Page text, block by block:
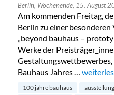
Berlin, Wochenende, 15. August
Am kommenden Freitag,
Berlin zu einer
„beyond bauhaus –
Werke der
Gestaltungswettbewerbes,
Bauhaus Jahres …
100 jahre bauhaus ausstellung